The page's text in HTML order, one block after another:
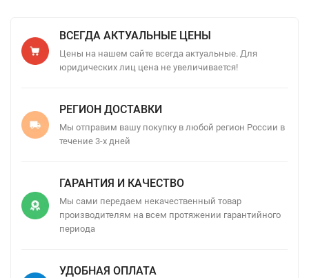
ВСЕГДА АКТУАЛЬНЫЕ ЦЕНЫ
Цены на нашем сайте всегда актуальные. Для
юридических лиц цена не увеличивается!
РЕГИОН ДОСТАВКИ
Мы отправим вашу покупку в любой регион России в
течение 3-х дней
ГАРАНТИЯ И КАЧЕСТВО
Мы сами передаем некачественный товар
производителям на всем протяжении гарантийного
периода
УДОБНАЯ ОПЛАТА